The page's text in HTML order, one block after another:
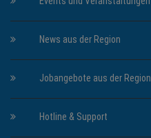
News aus der Region
Jobangebote aus der Region
Hotline & Support